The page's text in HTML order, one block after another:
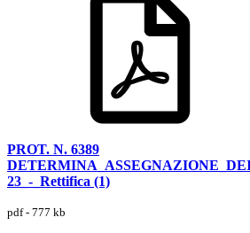
PROT. N. 6389
23_-_Rettifica (1)
pdf - 777 kb